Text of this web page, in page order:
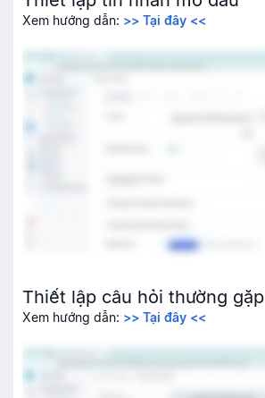
Xem hướng dẫn: >> Tại đây <<
Thiết lập câu hỏi thường gặp
Xem hướng dẫn: >> Tại đây <<